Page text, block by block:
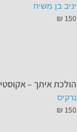
יניב בן משיח
₪ 150
הולכת איתך – אקוסטי
נרקיס
₪ 150